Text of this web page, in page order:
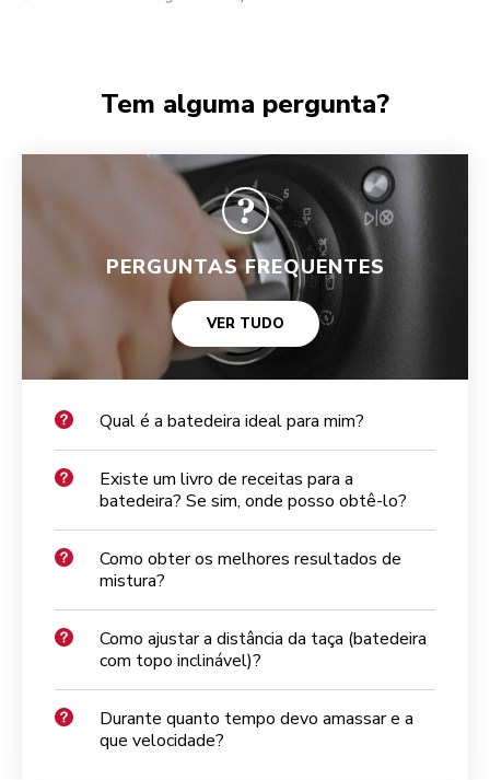
Tem alguma pergunta?
PERGUNTAS FREQUENTES
VER TUDO
Qual é a batedeira ideal para mim?
Existe um livro de receitas para a
batedeira? Se sim, onde posso obtê-lo?
Como obter os melhores resultados de
mistura?
Como ajustar a distância da taça (batedeira
com topo inclinável)?
Durante quanto tempo devo amassar e a
que velocidade?